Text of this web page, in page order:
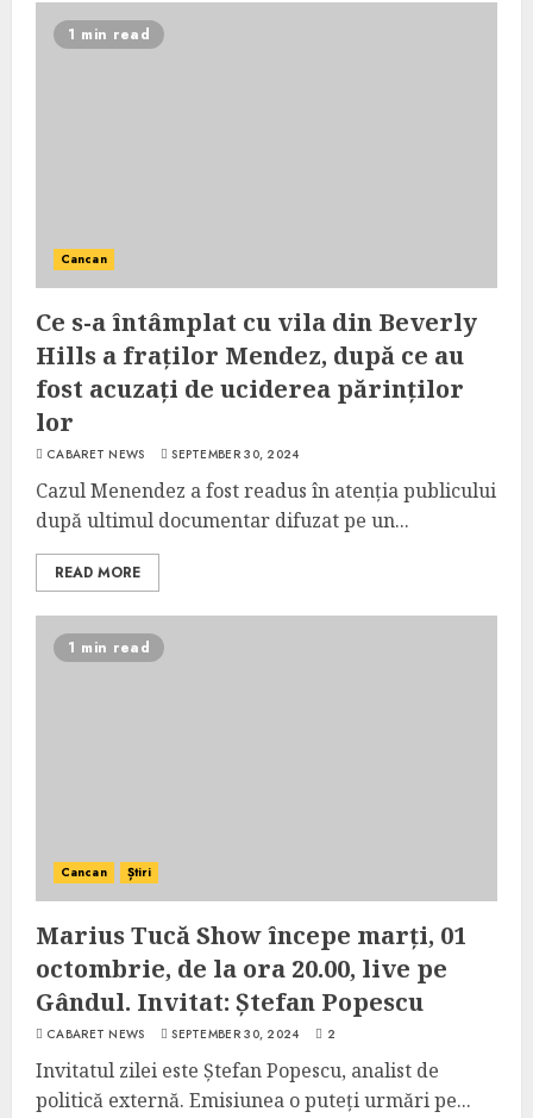
1 min read
Cancan
Ce s-a întâmplat cu vila din Beverly
Hills a fraților Mendez, după ce au
fost acuzați de uciderea părinților
lor
CABARET NEWS SEPTEMBER 30, 2024
Cazul Menendez a fost readus în atenția publicului
după ultimul documentar difuzat pe un...
READ MORE
1 min read
Cancan Știri
Marius Tucă Show începe marți, 01
octombrie, de la ora 20.00, live pe
Gândul. Invitat: Ștefan Popescu
CABARET NEWS SEPTEMBER 30, 2024 2
Invitatul zilei este Ștefan Popescu, analist de
politică externă. Emisiunea o puteți urmări pe...